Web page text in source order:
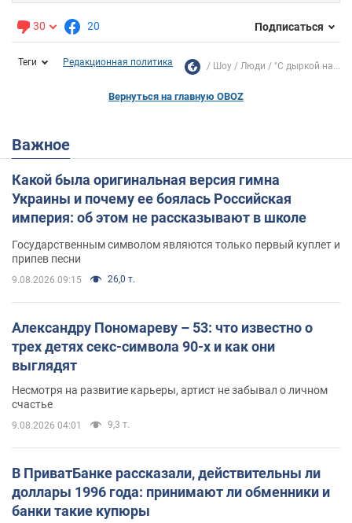
30 20 Подписаться
Теги Редакционная политика Шоу Люди "С дыркой на...
Вернуться на главную OBOZ
Важное
Какой была оригинальная версия гимна
Украины и почему ее боялась Российская
империя: об этом не рассказывают в школе
Государственным символом являются только первый куплет и
припев песни
9.08.2026 09:15 26,0 т.
Александру Пономареву – 53: что известно о
трех детях секс-символа 90-х и как они
выглядят
Несмотря на развитие карьеры, артист не забывал о личном
счастье
9.08.2026 04:01 9,3 т.
В ПриватБанке рассказали, действительны ли
доллары 1996 года: принимают ли обменники и
банки такие купюры